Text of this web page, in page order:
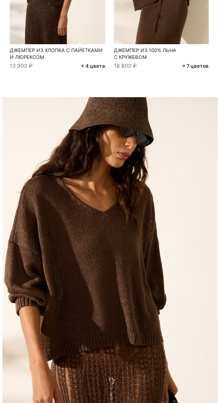
ДЖЕМПЕР ИЗ ХЛОПКА С ПАЙЕТКАМИ
И ЛЮРЕКСОМ
13 900 ₽ + 4 цвета
ДЖЕМПЕР ИЗ 100% ЛЬНА
С КРУЖЕВОМ
18 800 ₽ + 7 цветов